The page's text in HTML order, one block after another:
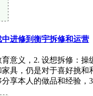
进修到衡宇拆修和运营
意义，2. 设想拆修：操
具，仍是对于喜好挑和
享本人的做品和经验，